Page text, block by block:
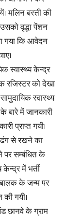
मलिन बस्ती की
वृद्धा पेंशन
गया कि आवेदन
स्वास्थ्य केन्द्र
रजिस्टर को देखा
स्वास्थ्य
बारे में जानकारी
प्राप्त गयी।
ढंग से रखने का
पर सम्बंधित के
केन्द्र में भर्ती
के जन्म पर
गयी।
छानवे के ग्राम